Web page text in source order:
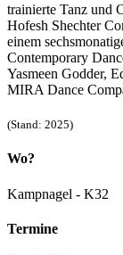
trainierte Tanz und
Hofesh Shechter
einem
Contemporary
Yasmeen Godder,
MIRA Dance
(Stand: 2025)
Wo?
Kampnagel - K32
Termine